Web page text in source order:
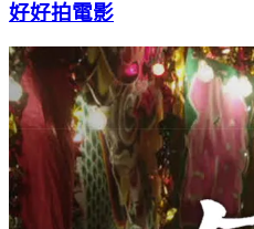
好好拍電影